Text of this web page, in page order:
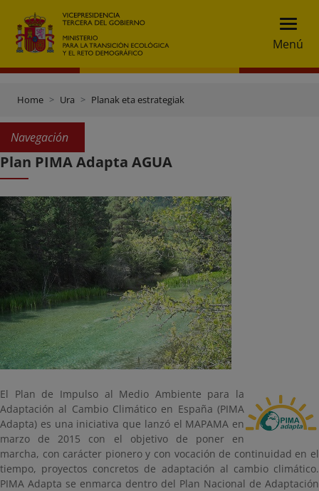
Menú
Home Ura Planak eta estrategiak
Navegación
Plan PIMA Adapta AGUA
El Plan de Impulso al Medio Ambiente para la
Adaptación al Cambio Climático en España (PIMA
Adapta) es una iniciativa que lanzó el MAPAMA en
marzo de 2015 con el objetivo de poner en
marcha, con carácter pionero y con vocación de continuidad en el
tiempo, proyectos concretos de adaptación al cambio climático.
PIMA Adapta se enmarca dentro del Plan Nacional de Adaptación